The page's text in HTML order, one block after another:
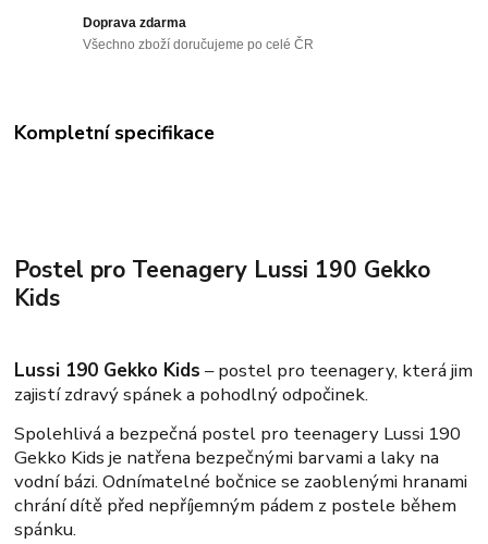
Doprava zdarma
Všechno zboží doručujeme po celé ČR
Kompletní specifikace
Postel pro Teenagery Lussi 190 Gekko
Kids
Lussi 190 Gekko Kids – postel pro teenagery, která jim
zajistí zdravý spánek a pohodlný odpočinek.
Spolehlivá a bezpečná postel pro teenagery Lussi 190
Gekko Kids je natřena bezpečnými barvami a laky na
vodní bázi. Odnímatelné bočnice se zaoblenými hranami
chrání dítě před nepříjemným pádem z postele během
spánku.